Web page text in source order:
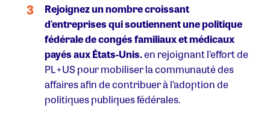
Rejoignez un nombre croissant
d'entreprises qui soutiennent une politique
fédérale de congés familiaux et médicaux
payés aux États-Unis.en rejoignant l’effort de
PL+US pour mobiliser la communauté des
affaires afin de contribuer à l’adoption de
politiques publiques fédérales.